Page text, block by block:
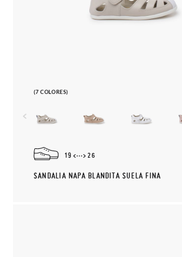
(7 COLORES)
19 26
SANDALIA NAPA BLANDITA SUELA FINA